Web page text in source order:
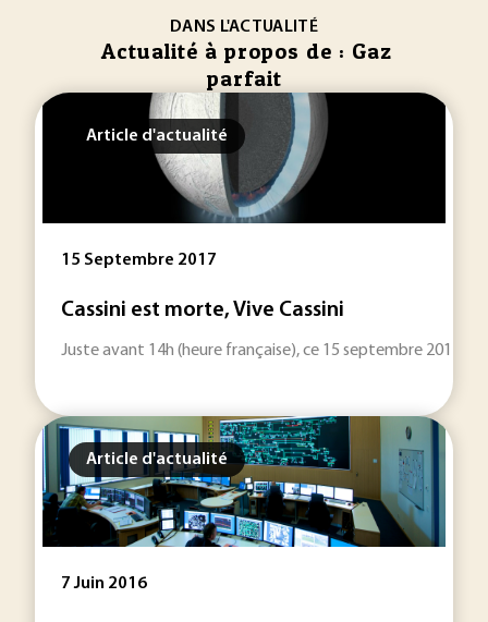
DANS L'ACTUALITÉ
Actualité à propos de : Gaz
parfait
Article d'actualité
15 Septembre 2017
Cassini est morte, Vive Cassini
Juste avant 14h (heure française), ce 15 septembre 2017,
Article d'actualité
7 Juin 2016